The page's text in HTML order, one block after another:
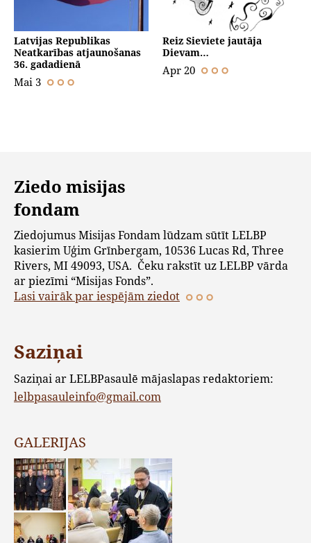
Latvijas Republikas
Neatkarības atjaunošanas
36. gadadienā
Mai 3
Reiz Sieviete jautāja
Dievam…
Apr 20
Ziedo misijas
fondam
Ziedojumus Misijas Fondam lūdzam sūtīt LELBP
kasierim Uģim Grīnbergam, 10536 Lucas Rd, Three
Rivers, MI 49093, USA. Čeku rakstīt uz LELBP vārda
ar piezīmi “Misijas Fonds”.
Lasi vairāk par iespējām ziedot
Saziņai
Saziņai ar LELBPasaulē mājaslapas redaktoriem:
lelbpasauleinfo@gmail.com
GALERIJAS